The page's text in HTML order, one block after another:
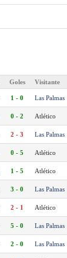
Goles Visitante
1 - 0 Las Palmas
0 - 2 Atlético
2 - 3 Las Palmas
0 - 5 Atlético
1 - 5 Atlético
3 - 0 Las Palmas
2 - 1 Atlético
5 - 0 Las Palmas
2 - 0 Las Palmas